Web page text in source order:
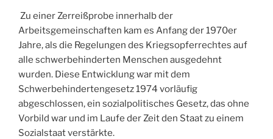
Zu einer Zerreißprobe innerhalb der
Arbeitsgemeinschaften kam es Anfang der 1970er
Jahre, als die Regelungen des Kriegsopferrechtes auf
alle schwerbehinderten Menschen ausgedehnt
wurden. Diese Entwicklung war mit dem
Schwerbehindertengesetz 1974 vorläufig
abgeschlossen, ein sozialpolitisches Gesetz, das ohne
Vorbild war und im Laufe der Zeit den Staat zu einem
Sozialstaat verstärkte.